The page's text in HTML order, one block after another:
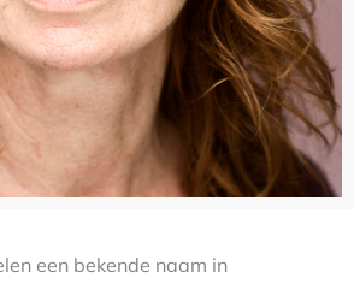
een bekende naam in